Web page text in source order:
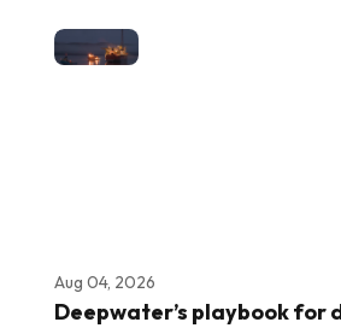
Aug 04, 2026
Deepwater’s playbook for